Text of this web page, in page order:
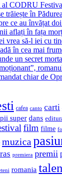
CODRU
trăiește în
ce au învățat
aflați în fața
vrea să-l iei cu
în cea mai
un secret
chiar de
cafea canto carti
super dans
film filme
muzica
premiera premii
romania